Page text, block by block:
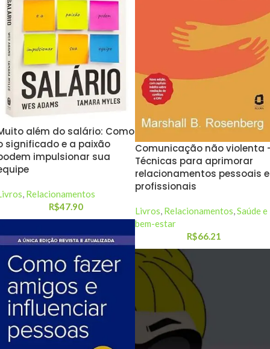
além do salário: Como
significado e a paixão
impulsionar sua
, Relacionamentos
R$47.90
Comunicação não violenta
Técnicas para aprimorar
relacionamentos pessoais e
profissionais
Livros Relacionamentos Saúde e
bem-estar
R$66.21